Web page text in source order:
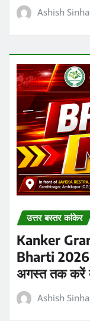
Ashish Sinha
उत्तर बस्तर कांकेर
Kanker
Bharti 2026:
अगस्त तक करें
Ashish Sinha